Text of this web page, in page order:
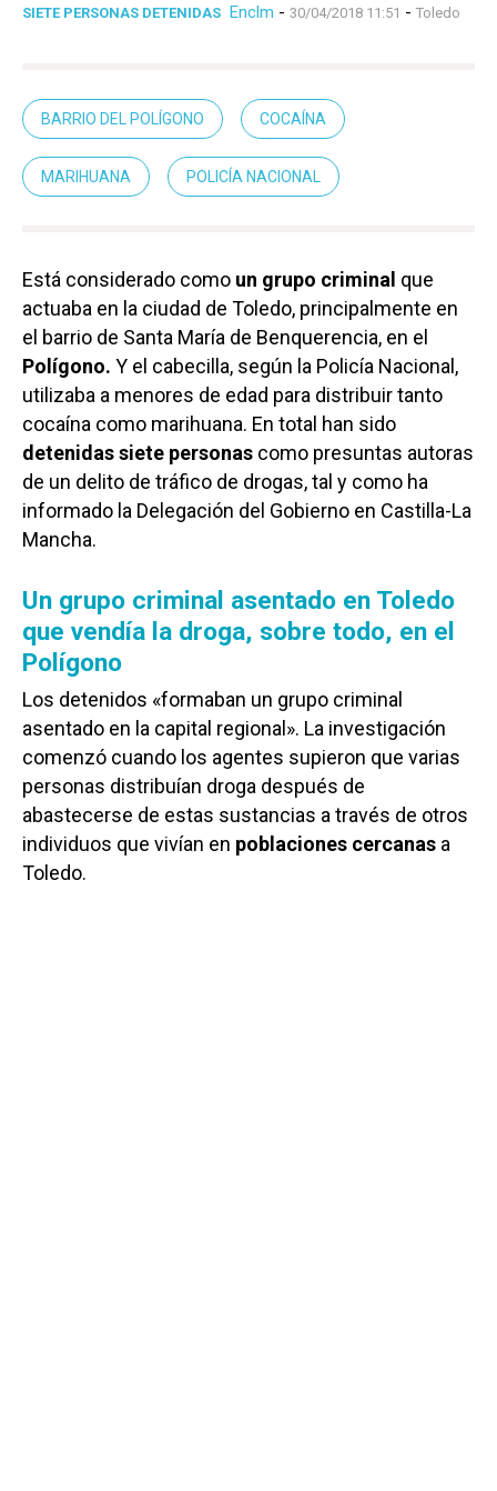
SIETE PERSONAS DETENIDAS Enclm - 30/04/2018 11:51 - Toledo
BARRIO DEL POLÍGONO COCAÍNA
MARIHUANA POLICÍA NACIONAL
Está considerado como un grupo criminal que
actuaba en la ciudad de Toledo, principalmente en
el barrio de Santa María de Benquerencia, en el
Polígono. Y el cabecilla, según la Policía Nacional,
utilizaba a menores de edad para distribuir tanto
cocaína como marihuana. En total han sido
detenidas siete personas como presuntas autoras
de un delito de tráfico de drogas, tal y como ha
informado la Delegación del Gobierno en Castilla-La
Mancha.
Un grupo criminal asentado en Toledo
que vendía la droga, sobre todo, en el
Polígono
Los detenidos «formaban un grupo criminal
asentado en la capital regional». La investigación
comenzó cuando los agentes supieron que varias
personas distribuían droga después de
abastecerse de estas sustancias a través de otros
individuos que vivían en poblaciones cercanas a
Toledo.